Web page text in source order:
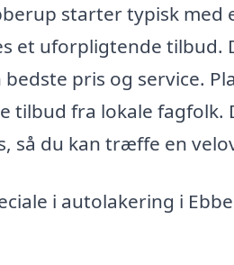
starter typisk
et uforpligtende
pris og service.
tilbud fra lokale
så du kan træffe en
i autolakering i